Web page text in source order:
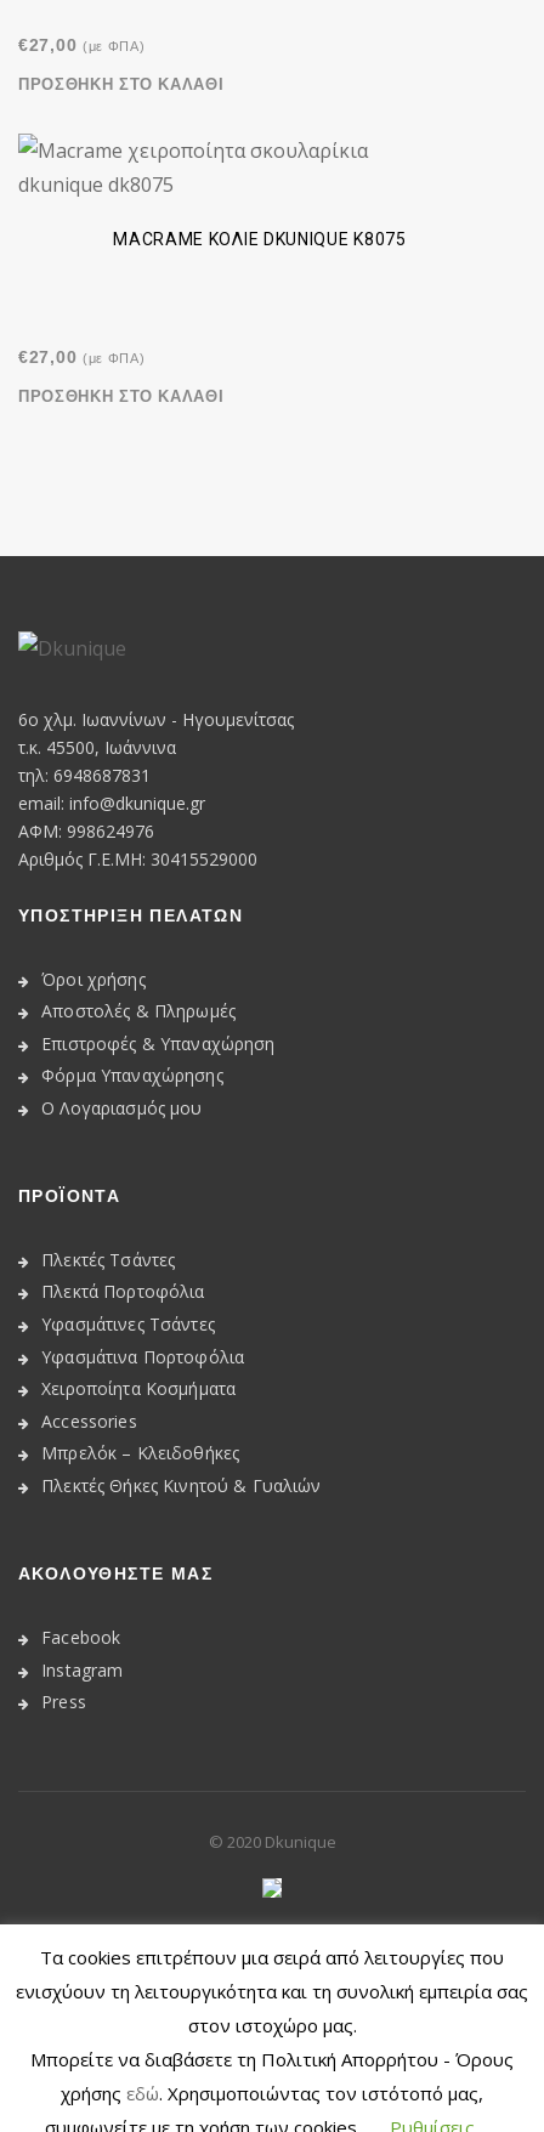
€27,00 (με ΦΠΑ)
ΠΡΟΣΘΉΚΗ ΣΤΟ ΚΑΛΆΘΙ
MACRAME ΚΟΛΙΈ DKUNIQUE K8075
€27,00 (με ΦΠΑ)
ΠΡΟΣΘΉΚΗ ΣΤΟ ΚΑΛΆΘΙ
6o χλμ. Ιωαννίνων - Ηγουμενίτσας
τ.κ. 45500, Ιωάννινα
τηλ: 6948687831
email: info@dkunique.gr
ΑΦΜ: 998624976
Αριθμός Γ.Ε.ΜΗ: 30415529000
ΥΠΟΣΤΗΡΙΞΗ ΠΕΛΑΤΩΝ
Όροι χρήσης
Αποστολές & Πληρωμές
Επιστροφές & Υπαναχώρηση
Φόρμα Υπαναχώρησης
Ο Λογαριασμός μου
ΠΡΟΪΟΝΤΑ
Πλεκτές Τσάντες
Πλεκτά Πορτοφόλια
Υφασμάτινες Τσάντες
Υφασμάτινα Πορτοφόλια
Χειροποίητα Κοσμήματα
Accessories
Μπρελόκ – Κλειδοθήκες
Πλεκτές Θήκες Κινητού & Γυαλιών
ΑΚΟΛΟΥΘΉΣΤΕ ΜΑΣ
Facebook
Instagram
Press
© 2020 Dkunique
Withdraw from contract
Τα cookies επιτρέπουν μια σειρά από λειτουργίες που
ενισχύουν τη λειτουργικότητα και τη συνολική εμπειρία σας
στον ιστοχώρο μας.
Μπορείτε να διαβάσετε τη Πολιτική Απορρήτου - Όρους
χρήσης εδώ. Χρησιμοποιώντας τον ιστότοπό μας,
συμφωνείτε με τη χρήση των cookies.
Ρυθμίσεις